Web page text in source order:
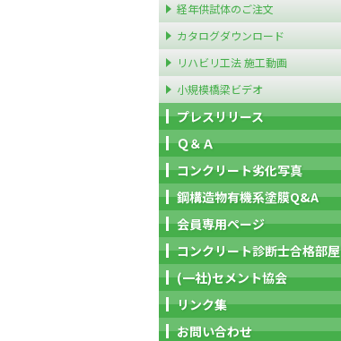
経年供試体のご注文
カタログダウンロード
リハビリ工法 施工動画
小規模橋梁ビデオ
プレスリリース
Ｑ＆Ａ
コンクリート劣化写真
鋼構造物有機系塗膜Q&A
会員専用ページ
コンクリート診断士合格部屋
(一社)セメント協会
リンク集
お問い合わせ